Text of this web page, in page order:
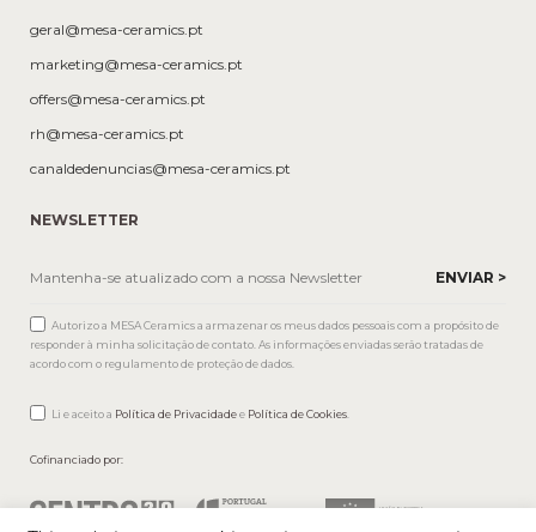
geral@mesa-ceramics.pt
marketing@mesa-ceramics.pt
offers@mesa-ceramics.pt
rh@mesa-ceramics.pt
canaldedenuncias@mesa-ceramics.pt
NEWSLETTER
Autorizo a MESA Ceramics a armazenar os meus dados pessoais com a propósito de
responder à minha solicitação de contato. As informações enviadas serão tratadas de
acordo com o regulamento de proteção de dados.
Li e aceito a Política de Privacidadee Política de Cookies
Cofinanciado por: